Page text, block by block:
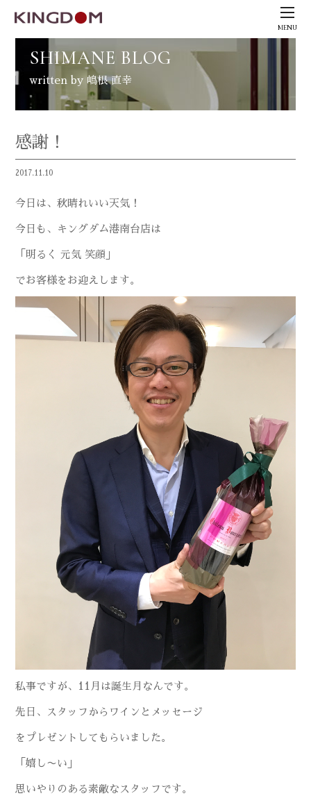
MENU
SHIMANE BLOG
written by 嶋根 直幸
感謝！
2017.11.10
今日は、秋晴れいい天気！
今日も、キングダム港南台店は
「明るく 元気 笑顔」
でお客様をお迎えします。
私事ですが、11月は誕生月なんです。
先日、スタッフからワインとメッセージ
をプレゼントしてもらいました。
「嬉し〜い」
思いやりのある素敵なスタッフです。